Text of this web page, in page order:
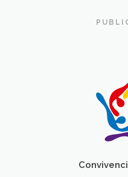
GRADÚATE EN
PUNTO